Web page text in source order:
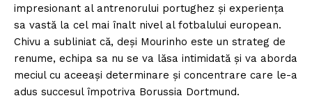
impresionant al antrenorului portughez și experiența
sa vastă la cel mai înalt nivel al fotbalului european.
Chivu a subliniat că, deși Mourinho este un strateg de
renume, echipa sa nu se va lăsa intimidată și va aborda
meciul cu aceeași determinare și concentrare care le-a
adus succesul împotriva Borussia Dortmund.